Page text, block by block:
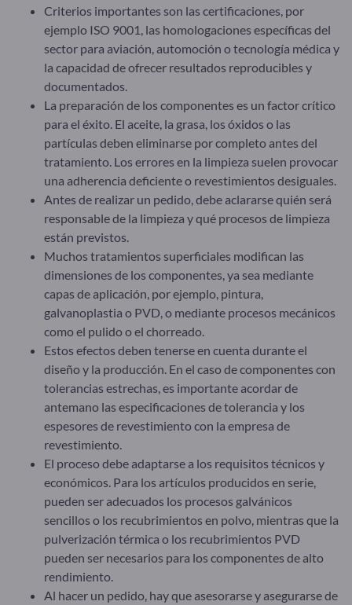
Criterios importantes son las certificaciones, por
ejemplo ISO 9001, las homologaciones específicas del
sector para aviación, automoción o tecnología médica y
la capacidad de ofrecer resultados reproducibles y
documentados.
La preparación de los componentes es un factor crítico
para el éxito. El aceite, la grasa, los óxidos o las
partículas deben eliminarse por completo antes del
tratamiento. Los errores en la limpieza suelen provocar
una adherencia deficiente o revestimientos desiguales.
Antes de realizar un pedido, debe aclararse quién será
responsable de la limpieza y qué procesos de limpieza
están previstos.
Muchos tratamientos superficiales modifican las
dimensiones de los componentes, ya sea mediante
capas de aplicación, por ejemplo, pintura,
galvanoplastia o PVD, o mediante procesos mecánicos
como el pulido o el chorreado.
Estos efectos deben tenerse en cuenta durante el
diseño y la producción. En el caso de componentes con
tolerancias estrechas, es importante acordar de
antemano las especificaciones de tolerancia y los
espesores de revestimiento con la empresa de
revestimiento.
El proceso debe adaptarse a los requisitos técnicos y
económicos. Para los artículos producidos en serie,
pueden ser adecuados los procesos galvánicos
sencillos o los recubrimientos en polvo, mientras que la
pulverización térmica o los recubrimientos PVD
pueden ser necesarios para los componentes de alto
rendimiento.
Al hacer un pedido, hay que asesorarse y asegurarse de